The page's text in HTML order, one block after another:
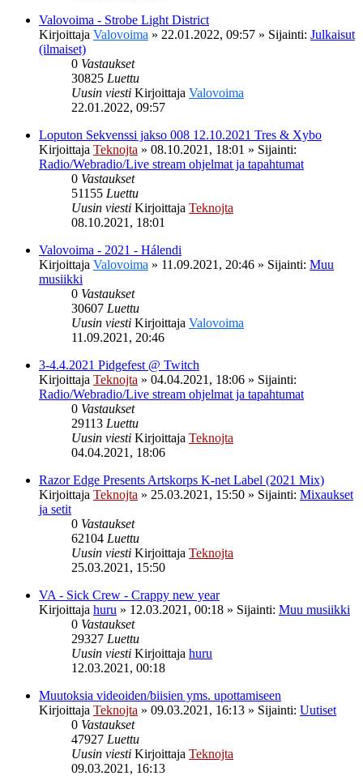
Valovoima - Strobe Light District
Kirjoittaja Valovoima » 22.01.2022, 09:57 » Sijainti: Julkaisut
(ilmaiset)
0 Vastaukset
30825 Luettu
Uusin viesti Kirjoittaja Valovoima
22.01.2022, 09:57
Loputon Sekvenssi jakso 008 12.10.2021 Tres & Xybo
Kirjoittaja Teknojta » 08.10.2021, 18:01 » Sijainti:
Radio/Webradio/Live stream ohjelmat ja tapahtumat
0 Vastaukset
51155 Luettu
Uusin viesti Kirjoittaja Teknojta
08.10.2021, 18:01
Valovoima - 2021 - Hálendi
Kirjoittaja Valovoima » 11.09.2021, 20:46 » Sijainti: Muu
musiikki
0 Vastaukset
30607 Luettu
Uusin viesti Kirjoittaja Valovoima
11.09.2021, 20:46
3-4.4.2021 Pidgefest @ Twitch
Kirjoittaja Teknojta » 04.04.2021, 18:06 » Sijainti:
Radio/Webradio/Live stream ohjelmat ja tapahtumat
0 Vastaukset
29113 Luettu
Uusin viesti Kirjoittaja Teknojta
04.04.2021, 18:06
Razor Edge Presents Artskorps K-net Label (2021 Mix)
Kirjoittaja Teknojta » 25.03.2021, 15:50 » Sijainti: Mixaukset
ja setit
0 Vastaukset
62104 Luettu
Uusin viesti Kirjoittaja Teknojta
25.03.2021, 15:50
VA - Sick Crew - Crappy new year
Kirjoittaja huru » 12.03.2021, 00:18 » Sijainti: Muu musiikki
0 Vastaukset
29327 Luettu
Uusin viesti Kirjoittaja huru
12.03.2021, 00:18
Muutoksia videoiden/biisien yms. upottamiseen
Kirjoittaja Teknojta » 09.03.2021, 16:13 » Sijainti: Uutiset
0 Vastaukset
47927 Luettu
Uusin viesti Kirjoittaja Teknojta
09.03.2021, 16:13